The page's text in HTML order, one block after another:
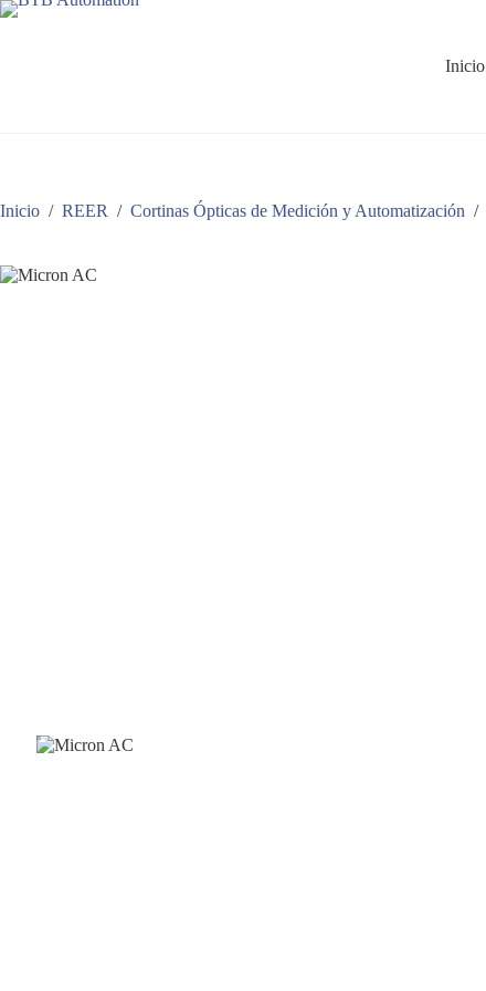
Saltar
Inicio
Inicio / REER / Cortinas Ópticas de Medición y Automatización /